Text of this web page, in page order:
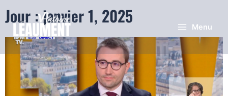
Menu
Jour : janvier 1, 2025